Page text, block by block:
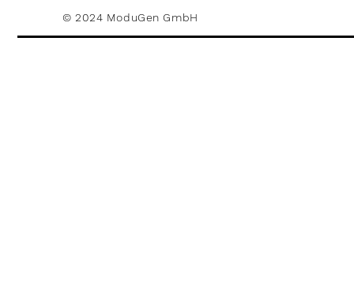
© 2024 ModuGen GmbH